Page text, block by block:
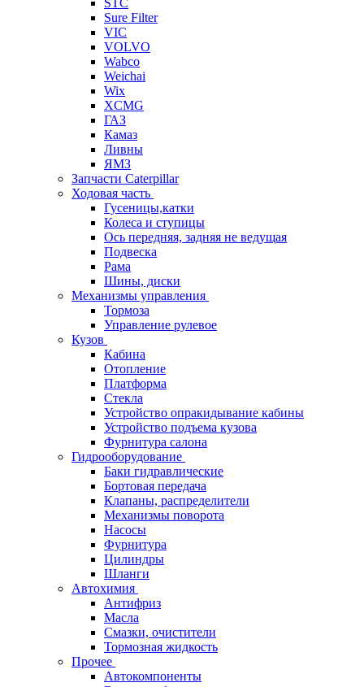
STC
Sure Filter
VIC
VOLVO
Wabco
Weichai
Wix
XCMG
ГАЗ
Камаз
Ливны
ЯМЗ
Запчасти Caterpillar
Ходовая часть
Гусеницы,катки
Колеса и ступицы
Ось передняя, задняя не ведущая
Подвеска
Рама
Шины, диски
Механизмы управления
Тормоза
Управление рулевое
Кузов
Кабина
Отопление
Платформа
Стекла
Устройство опракидывание кабины
Устройство подъема кузова
Фурнитура салона
Гидрооборудование
Баки гидравлические
Бортовая передача
Клапаны, распределители
Механизмы поворота
Насосы
Фурнитура
Цилиндры
Шланги
Автохимия
Антифриз
Масла
Смазки, очистители
Тормозная жидкость
Прочее
Автокомпоненты